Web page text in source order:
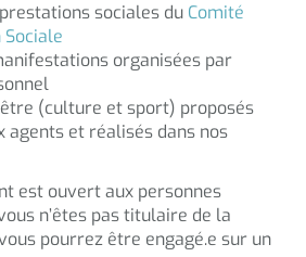
sociales du Comité
Sociale
organisées par
(culture et sport) proposés
et réalisés dans nos
est ouvert aux personnes
n’êtes pas titulaire de la
pourrez être engagé.e sur un